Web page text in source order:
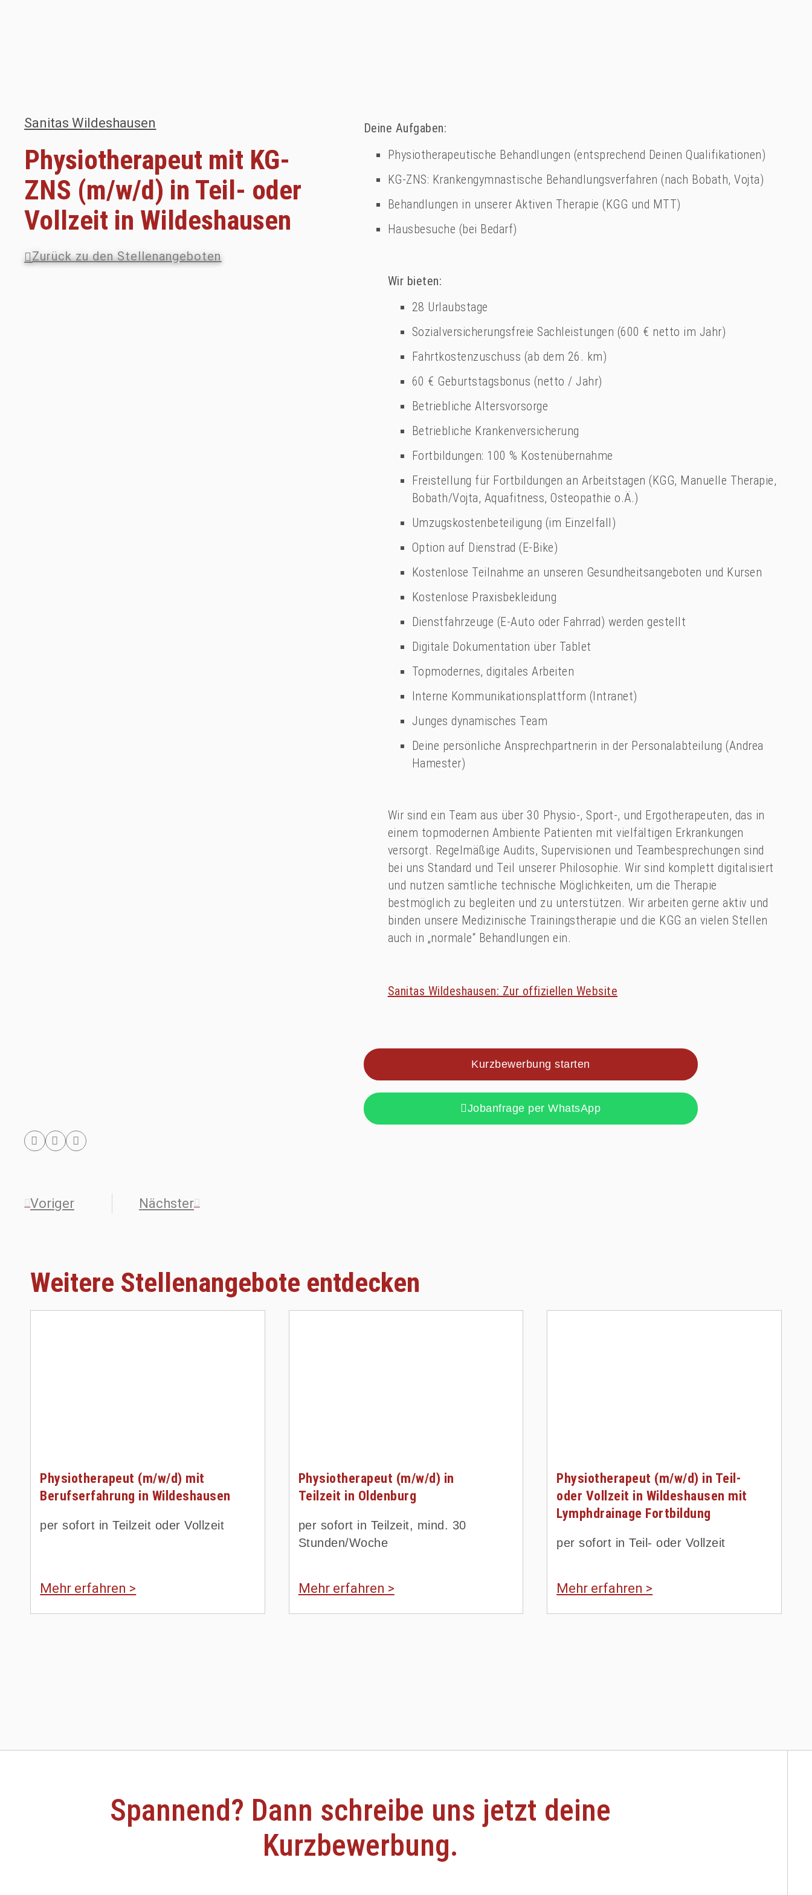
Sanitas Wildeshausen
Physiotherapeut mit KG-
ZNS (m/w/d) in Teil- oder
Vollzeit in Wildeshausen
Zurück zu den Stellenangeboten
Deine Aufgaben:
Physiotherapeutische Behandlungen (entsprechend Deinen Qualifikationen)
KG-ZNS: Krankengymnastische Behandlungsverfahren (nach Bobath, Vojta)
Behandlungen in unserer Aktiven Therapie (KGG und MTT)
Hausbesuche (bei Bedarf)
Wir bieten:
28 Urlaubstage
Sozialversicherungsfreie Sachleistungen (600 € netto im Jahr)
Fahrtkostenzuschuss (ab dem 26. km)
60 € Geburtstagsbonus (netto / Jahr)
Betriebliche Altersvorsorge
Betriebliche Krankenversicherung
Fortbildungen: 100 % Kostenübernahme
Freistellung für Fortbildungen an Arbeitstagen (KGG, Manuelle Therapie,
Bobath/Vojta, Aquafitness, Osteopathie o.Ä.)
Umzugskostenbeteiligung (im Einzelfall)
Option auf Dienstrad (E-Bike)
Kostenlose Teilnahme an unseren Gesundheitsangeboten und Kursen
Kostenlose Praxisbekleidung
Dienstfahrzeuge (E-Auto oder Fahrrad) werden gestellt
Digitale Dokumentation über Tablet
Topmodernes, digitales Arbeiten
Interne Kommunikationsplattform (Intranet)
Junges dynamisches Team
Deine persönliche Ansprechpartnerin in der Personalabteilung (Andrea
Hamester)
Wir sind ein Team aus über 30 Physio-, Sport-, und Ergotherapeuten, das in
einem topmodernen Ambiente Patienten mit vielfältigen Erkrankungen
versorgt. Regelmäßige Audits, Supervisionen und Teambesprechungen sind
bei uns Standard und Teil unserer Philosophie. Wir sind komplett digitalisiert
und nutzen sämtliche technische Möglichkeiten, um die Therapie
bestmöglich zu begleiten und zu unterstützen. Wir arbeiten gerne aktiv und
binden unsere Medizinische Trainingstherapie und die KGG an vielen Stellen
auch in „normale“ Behandlungen ein.
Sanitas Wildeshausen: Zur offiziellen Website
Kurzbewerbung starten
Jobanfrage per WhatsApp
Voriger Nächster
Weitere Stellenangebote entdecken
Physiotherapeut (m/w/d) mit
Berufserfahrung in Wildeshausen
per sofort in Teilzeit oder Vollzeit
Mehr erfahren >
Physiotherapeut (m/w/d) in
Teilzeit in Oldenburg
per sofort in Teilzeit, mind. 30
Stunden/Woche
Mehr erfahren >
Physiotherapeut (m/w/d) in Teil-
oder Vollzeit in Wildeshausen mit
Lymphdrainage Fortbildung
per sofort in Teil- oder Vollzeit
Mehr erfahren >
Spannend? Dann schreibe uns jetzt deine
Kurzbewerbung.